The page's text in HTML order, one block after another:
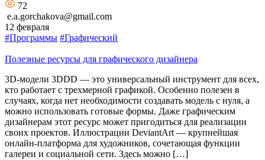
72
e.a.gorchakova@gmail.com
12 февраля
#Программы #Графический
Полезные ресурсы для графического дизайнера
3D-модели 3DDD — это универсальный инструмент для всех,
кто работает с трехмерной графикой. Особенно полезен в
случаях, когда нет необходимости создавать модель с нуля, а
можно использовать готовые формы. Даже графическим
дизайнерам этот ресурс может пригодиться для реализации
своих проектов. Иллюстрации DeviantArt — крупнейшая
онлайн-платформа для художников, сочетающая функции
галереи и социальной сети. Здесь можно […]